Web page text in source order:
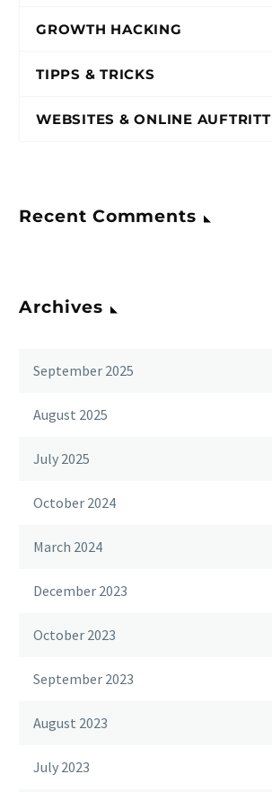
GROWTH HACKING
TIPPS & TRICKS
WEBSITES & ONLINE AUFTRITT
Recent Comments
Archives
September 2025
August 2025
July 2025
October 2024
March 2024
December 2023
October 2023
September 2023
August 2023
July 2023